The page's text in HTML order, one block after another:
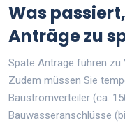
Was
Anträge zu
Späte Anträge führen zu
Zudem müssen Sie
Baustromverteiler (ca.
Bauwasseranschlüsse